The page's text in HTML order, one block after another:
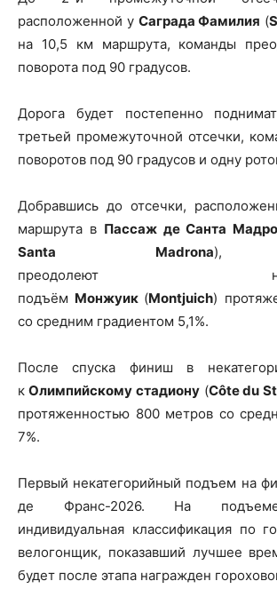
расположенной у Саграда Фамилия (
на 10,5 км маршрута, команды
поворота под 90 градусов.
Дорога будет постепенно
третьей промежуточной отсечки,
поворотов под 90 градусов и одну
Добравшись до отсечки,
маршрута в Пассаж де Санта
Santa Madrona),
преодолеют
подъём Монжуик (Montjuich)
со средним градиентом 5,1%.
После спуска финиш в
к Олимпийскому стадиону(Côte du
протяженностью 800 метров со
7%.
Первый некатегорийный подъем на
де Франс-2026. На
индивидуальная классификация по
велогонщик, показавший лучшее
будет после этапа награжден